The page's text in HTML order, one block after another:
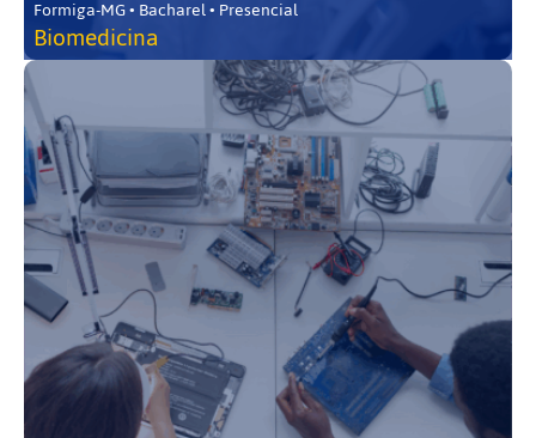
Formiga-MG • Bacharel • Presencial
Biomedicina